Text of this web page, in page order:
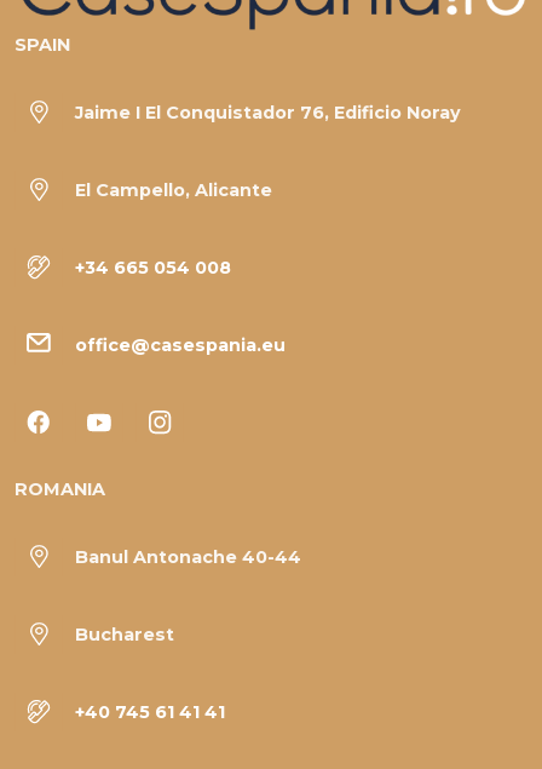
SPAIN
Jaime I El Conquistador 76, Edificio Noray
El Campello, Alicante
+34 665 054 008
office@casespania.eu
ROMANIA
Banul Antonache 40-44
Bucharest
+40 745 61 41 41